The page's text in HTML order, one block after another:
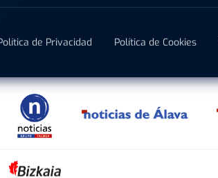
de Privacidad Política de Cookies